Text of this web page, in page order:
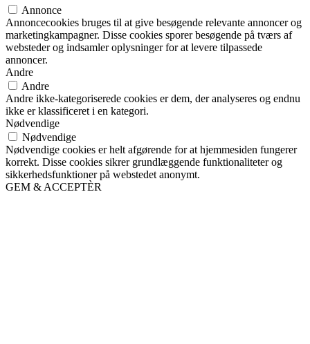
Annonce
Annoncecookies bruges til at give besøgende relevante annoncer og
marketingkampagner. Disse cookies sporer besøgende på tværs af
websteder og indsamler oplysninger for at levere tilpassede
annoncer.
Andre
Andre
Andre ikke-kategoriserede cookies er dem, der analyseres og endnu
ikke er klassificeret i en kategori.
Nødvendige
Nødvendige
Nødvendige cookies er helt afgørende for at hjemmesiden fungerer
korrekt. Disse cookies sikrer grundlæggende funktionaliteter og
sikkerhedsfunktioner på webstedet anonymt.
GEM & ACCEPTÈR